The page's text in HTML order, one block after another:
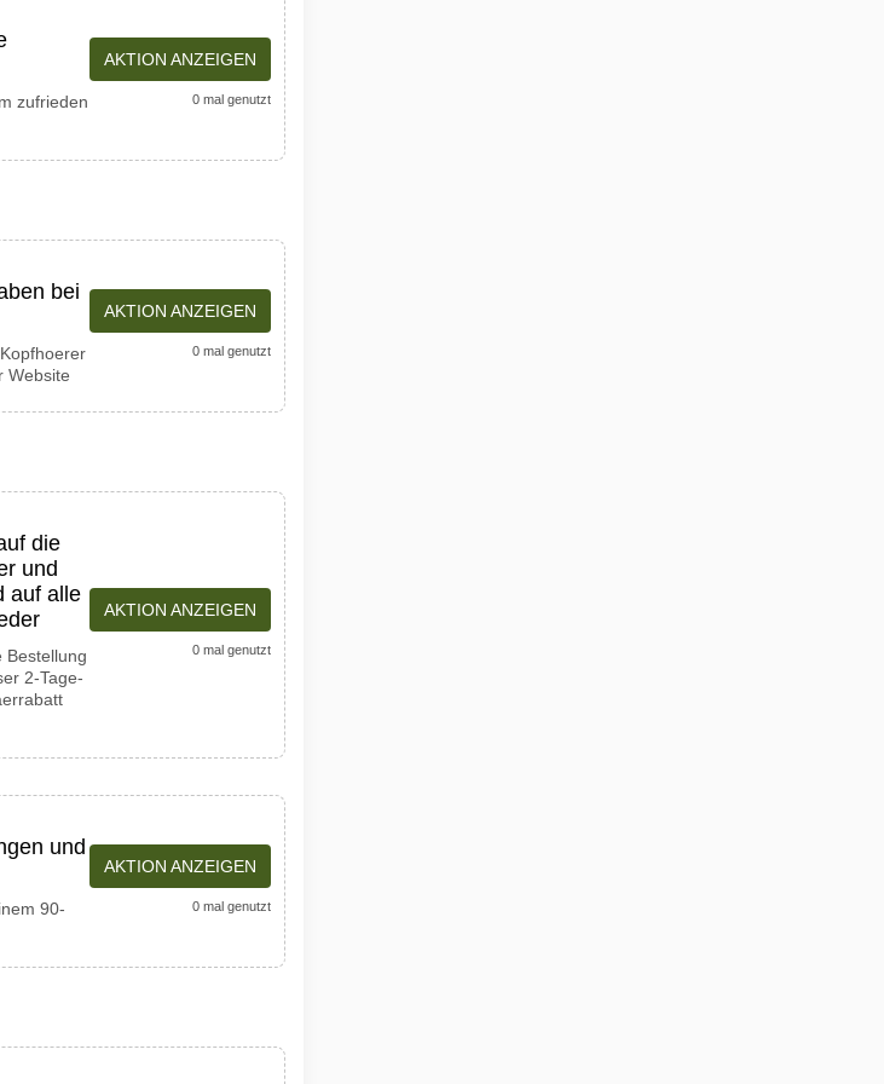
zufrieden
AKTION ANZEIGEN
0 mal genutzt
bei
Website
AKTION ANZEIGEN
0 mal genutzt
die
und
auf alle
Bestellung
2-Tage-
AKTION ANZEIGEN
0 mal genutzt
und
90-
AKTION ANZEIGEN
0 mal genutzt